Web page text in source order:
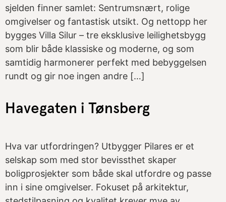
sjelden finner samlet: Sentrumsnært, rolige
omgivelser og fantastisk utsikt. Og nettopp her
bygges Villa Silur – tre eksklusive leilighetsbygg
som blir både klassiske og moderne, og som
samtidig harmonerer perfekt med bebyggelsen
rundt og gir noe ingen andre […]
Havegaten i Tønsberg
Hva var utfordringen? Utbygger Pilares er et
selskap som med stor bevissthet skaper
boligprosjekter som både skal utfordre og passe
inn i sine omgivelser. Fokuset på arkitektur,